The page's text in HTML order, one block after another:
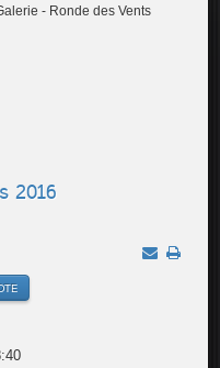
- Ronde des Vents
2016